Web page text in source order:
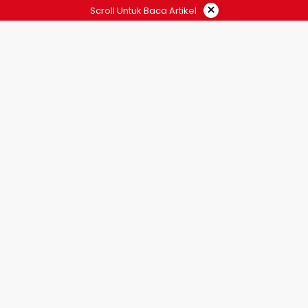
Scroll Untuk Baca Artikel ×